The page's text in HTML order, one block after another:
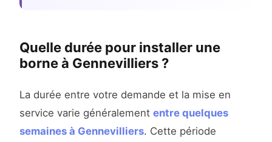
Quelle durée pour installer une
borne à Gennevilliers ?
La durée entre votre demande et la mise en
service varie généralement entre quelques
semaines à Gennevilliers. Cette période